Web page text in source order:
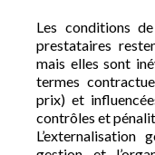
Les conditions
prestataires
mais elles sont
termes
prix) et
contrôles et